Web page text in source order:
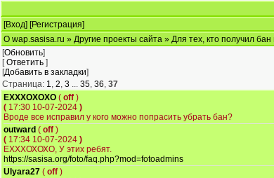
[Вход] [Регистрация]
О wap.sasisa.ru » Другие проекты сайта » Для тех, кто получил
[Обновить]
[Ответить ]
[Добавить в закладки]
Страница: 1, 2, 3 ... 35, 36, 37
ЕХХХОХОХО ( off )
( 17:30 10-07-2024 )
Вроде все исправил у кого можно попрасить убрать бан?
outward ( off )
( 17:34 10-07-2024 )
ЕХХХОХОХО, У этих ребят.
https://sasisa.org/foto/faq.php?mod=fotoadmins
Ulyara27 ( off )